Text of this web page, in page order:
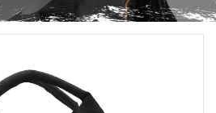
משווקים